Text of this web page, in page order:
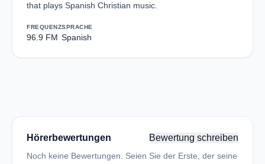
that plays Spanish Christian music.
FREQUENZ
96.9 FM
SPRACHE
Spanish
Hörerbewertungen Bewertung schreiben
Noch keine Bewertungen. Seien Sie der Erste, der seine